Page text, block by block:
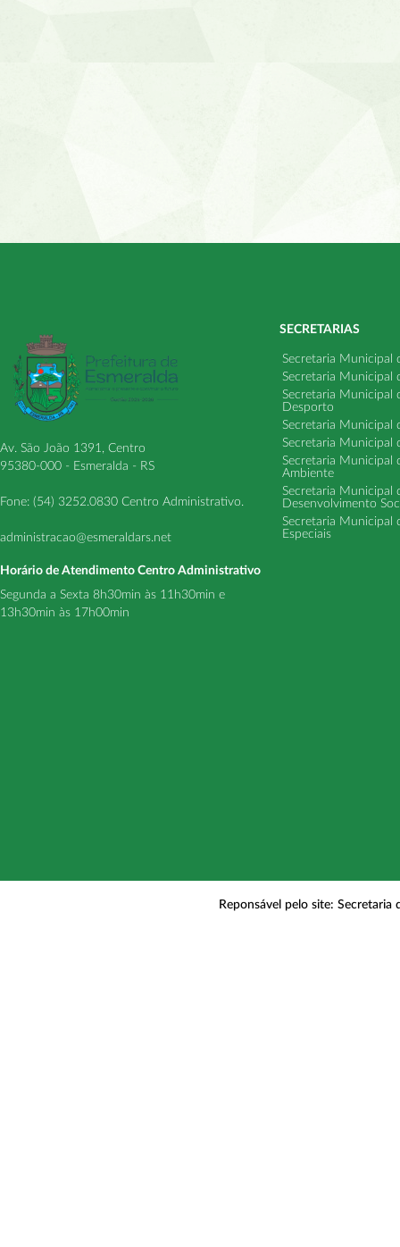
Av. São João 1391, Centro
95380-000 - Esmeralda - RS
Fone: (54) 3252.0830 Centro Administrativo.
administracao@esmeraldars.net
Horário de Atendimento Centro Administrativo
Segunda a Sexta 8h30min às 11h30min e
13h30min às 17h00min
SECRETARIAS
Secretaria Municipal
Secretaria Municipal
Secretaria Municipal
Desporto
Secretaria Municipal
Secretaria Municipal
Secretaria Municipal
Ambiente
Secretaria Municipal
Desenvolvimento
Secretaria Municipal
Especiais
Reponsável pelo site: